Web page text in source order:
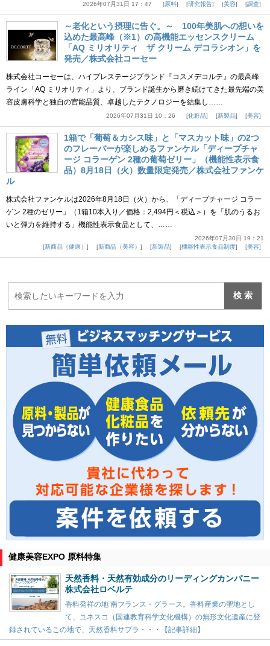
2026年07月31日 17：47 原料 研究報告 美容 調査
～老化という摂理に告ぐ。～ 100年美肌への想いを
込めた最高峰（※1）の高機能エッセンスクリーム
「AQ ミリオリティ ザ クリーム デコラシオン」を
発売／株式会社コーセー
株式会社コーセーは、ハイプレステージブランド『コスメデコルテ』の最高峰
ライン「AQ ミリオリティ」より、ブランド誕生から磨き続けてきた最先端の美
容皮膚科学と独自の官能品質、卓越したテクノロジーを結集し……
2026年07月31日 10：26 化粧品 新製品 美容
1箱で「葡萄＆カシス味」と「マスカット味」の2つ
のフレーバーが楽しめるファンケル「ディープチャ
ージ コラーゲン 2種の葡萄ゼリー」（機能性表示食
品）8月18日（火）数量限定発売／株式会社ファンケ
ル
株式会社ファンケルは2026年8月18日（火）から、「ディープチャージ コラー
ゲン 2種のゼリー」（1箱10本入り／価格：2,494円＜税込＞）を「肌のうるお
いと弾力を維持する」機能性表示食品として、……
2026年07月30日 19：21
新商品（健康）
新商品（美容） 新製品 機能性表示食品制度 美容
健康美容EXPO 原料特集
天然香料・天然有効成分のリーディングカンパニー
株式会社ロベルテ
香料発祥の地 南フランス・グラース。香料産業の聖地とし
て、ユネスコ（国連教育科学文化機構）の無形文化遺産に登
録されているこの地で、天然香料サプラ・・・【記事詳細】